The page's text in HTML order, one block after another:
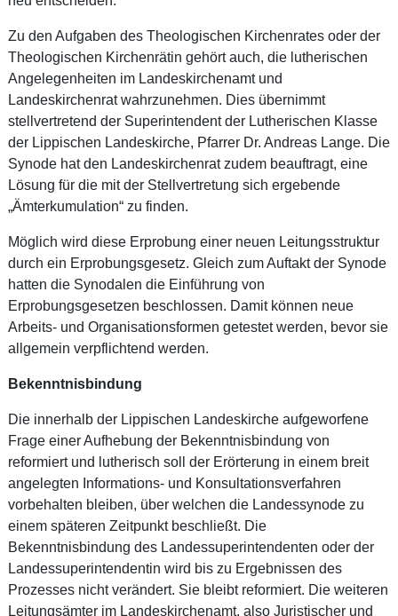
Zu den Aufgaben des Theologischen Kirchenrates oder der
Theologischen Kirchenrätin gehört auch, die lutherischen
Angelegenheiten im Landeskirchenamt und
Landeskirchenrat wahrzunehmen. Dies übernimmt
stellvertretend der Superintendent der Lutherischen Klasse
der Lippischen Landeskirche, Pfarrer Dr. Andreas Lange. Die
Synode hat den Landeskirchenrat zudem beauftragt, eine
Lösung für die mit der Stellvertretung sich ergebende
„Ämterkumulation“ zu finden.
Möglich wird diese Erprobung einer neuen Leitungsstruktur
durch ein Erprobungsgesetz. Gleich zum Auftakt der Synode
hatten die Synodalen die Einführung von
Erprobungsgesetzen beschlossen. Damit können neue
Arbeits- und Organisationsformen getestet werden, bevor sie
allgemein verpflichtend werden.
Bekenntnisbindung
Die innerhalb der Lippischen Landeskirche aufgeworfene
Frage einer Aufhebung der Bekenntnisbindung von
reformiert und lutherisch soll der Erörterung in einem breit
angelegten Informations- und Konsultationsverfahren
vorbehalten bleiben, über welchen die Landessynode zu
einem späteren Zeitpunkt beschließt. Die
Bekenntnisbindung des Landessuperintendenten oder der
Landessuperintendentin wird bis zu Ergebnissen des
Prozesses nicht verändert. Sie bleibt reformiert. Die weiteren
Leitungsämter im Landeskirchenamt, also Juristischer und